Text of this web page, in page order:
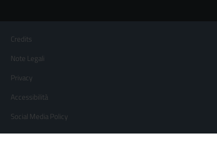
Footer
Menù
orizzontale
Credits
Note Legali
Privacy
Accessibilità
Social Media Policy